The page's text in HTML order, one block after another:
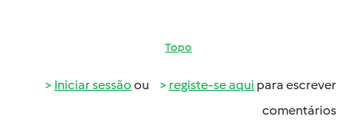
Topo
Iniciar sessão ou registe-se aqui para escrever
comentários